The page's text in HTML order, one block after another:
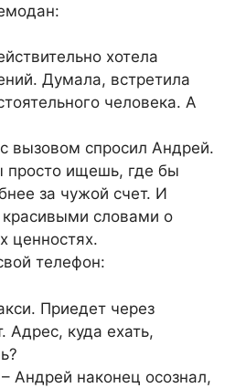
хотела
Думала, встретила
человека. А
вызовом спросил Андрей.
просто ищешь, где бы
за чужой счет. И
словами о
ценностях.
телефон:
Приедет через
Адрес, куда ехать,
Андрей наконец осознал,